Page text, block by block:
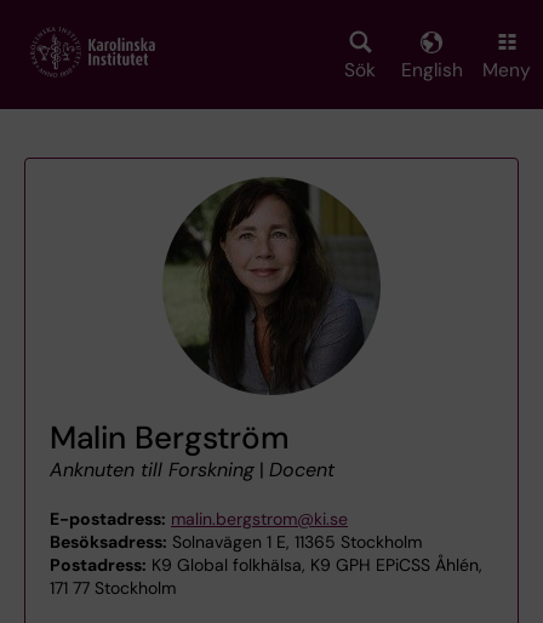
main
Sök English Meny
Malin Bergström
Anknuten till Forskning | Docent
E-postadress: malin.bergstrom@ki.se
Besöksadress: Solnavägen 1 E, 11365 Stockholm
Postadress: K9 Global folkhälsa, K9 GPH EPiCSS Åhlén,
171 77 Stockholm